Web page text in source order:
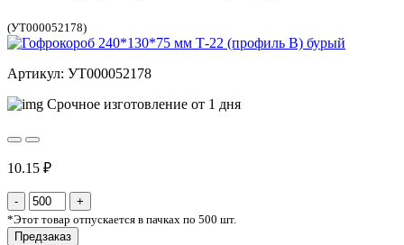
(УТ000052178)
Артикул: УТ000052178
Срочное изготовление от 1 дня
10.15 ₽
*Этот товар отпускается в пачках по 500 шт.
Предзаказ